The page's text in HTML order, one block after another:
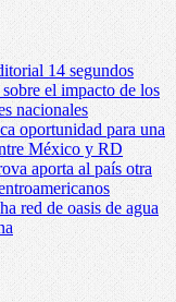
14 segundos
el impacto de los
nacionales
oportunidad para una
México y RD
aporta al país otra
red de oasis de agua